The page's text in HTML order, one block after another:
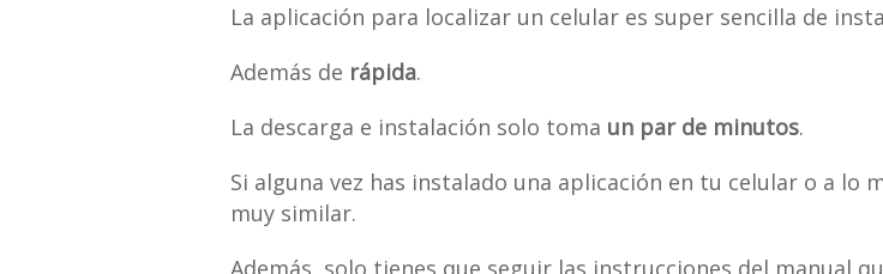
La aplicación para localizar un celular es super sencilla de
Además de rápida.
La descarga e instalación solo toma un par de minutos.
Si alguna vez has instalado una aplicación en tu celular o a lo
muy similar.
Además, solo tienes que seguir las instrucciones del manual